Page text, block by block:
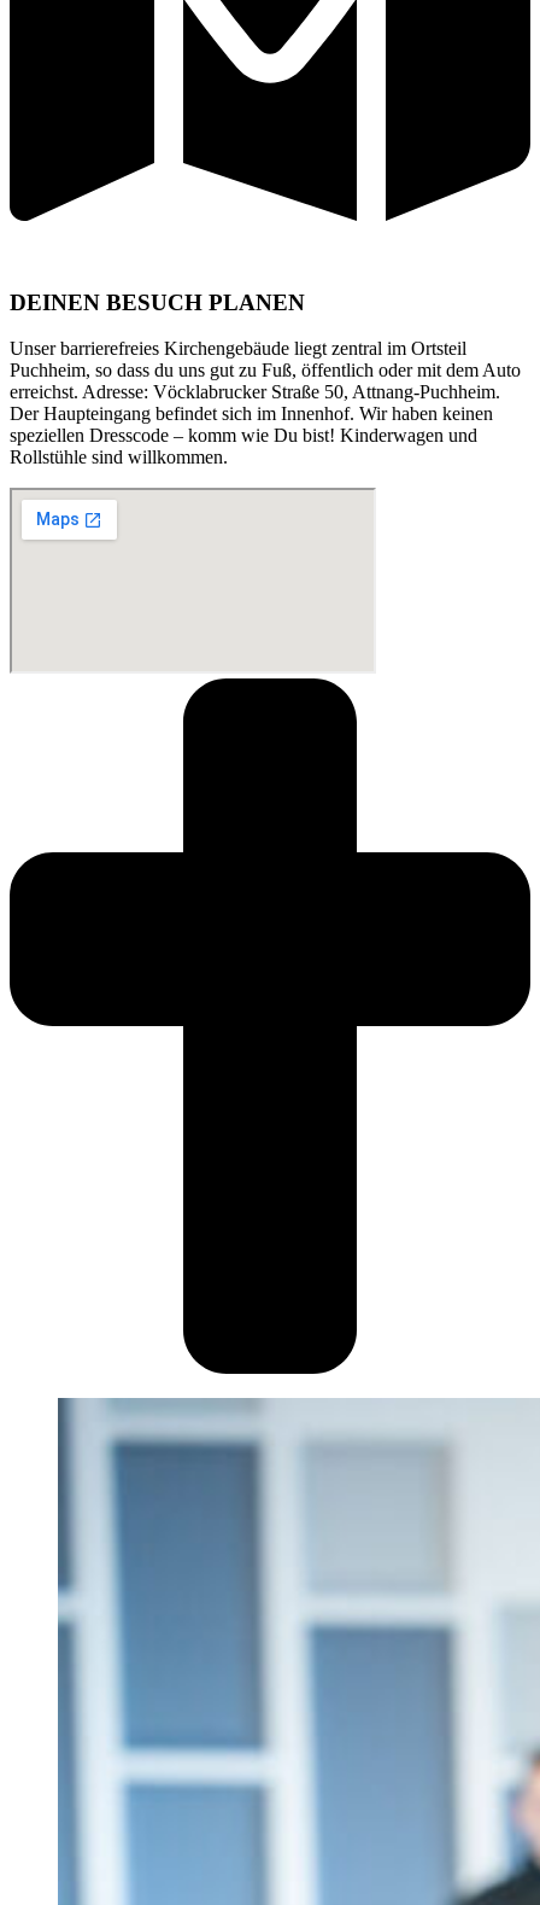
DEINEN BESUCH PLANEN
Unser barrierefreies Kirchengebäude liegt zentral im Ortsteil
Puchheim, so dass du uns gut zu Fuß, öffentlich oder mit dem Auto
erreichst. Adresse: Vöcklabrucker Straße 50, Attnang-Puchheim.
Der Haupteingang befindet sich im Innenhof. Wir haben keinen
speziellen Dresscode – komm wie Du bist! Kinderwagen und
Rollstühle sind willkommen.